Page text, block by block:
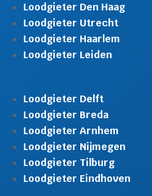
Loodgieter Den Haag
Loodgieter Utrecht
Loodgieter Haarlem
Loodgieter Leiden
Loodgieter Delft
Loodgieter Breda
Loodgieter Arnhem
Loodgieter Nijmegen
Loodgieter Tilburg
Loodgieter Eindhoven